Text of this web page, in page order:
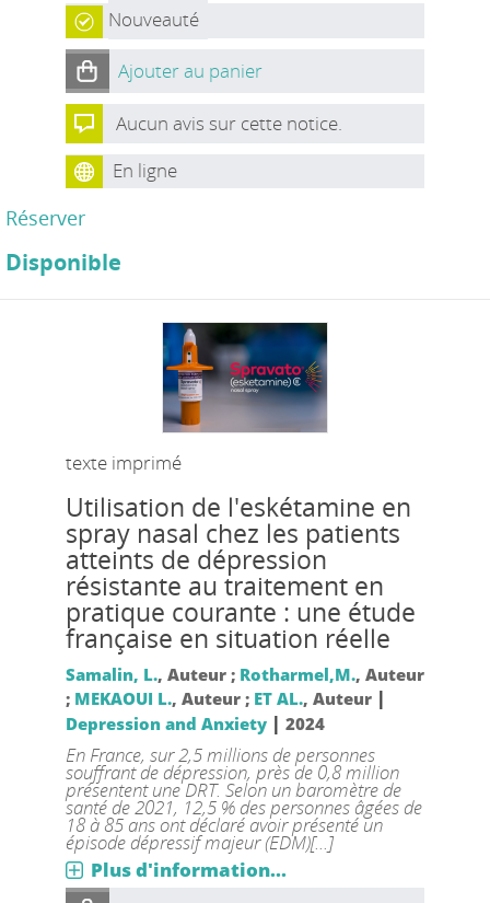
Nouveauté
Ajouter au panier
Aucun avis sur cette notice.
En ligne
Réserver
Disponible
texte imprimé
Utilisation de l'eskétamine en
spray nasal chez les patients
atteints de dépression
résistante au traitement en
pratique courante : une étude
française en situation réelle
Samalin, L., Auteur ; Rotharmel,M., Auteur
; MEKAOUI L., Auteur ; ET AL., Auteur |
Depression and Anxiety| 2024
En France, sur 2,5 millions de personnes
souffrant de dépression, près de 0,8 million
présentent une DRT. Selon un baromètre de
santé de 2021, 12,5 % des personnes âgées de
18 à 85 ans ont déclaré avoir présenté un
épisode dépressif majeur (EDM)[...]
Plus d'information...